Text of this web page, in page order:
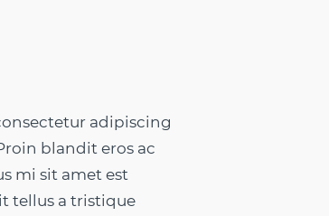
adipiscing
blandit eros ac
mi sit amet est
tellus a tristique